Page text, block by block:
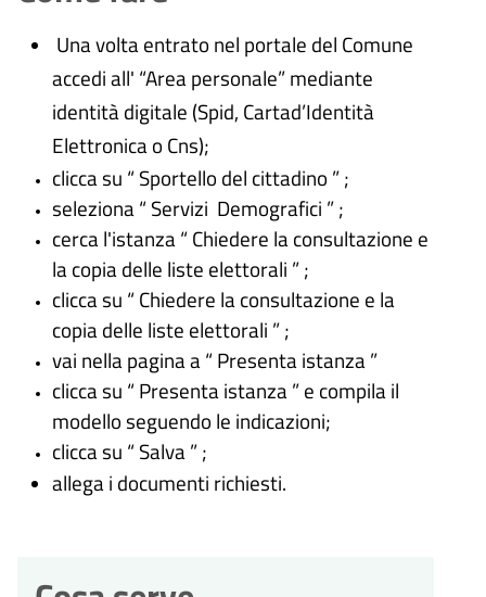
Una volta entrato nel portale del Comune
accedi all' “Area personale” mediante
identità digitale (Spid, Cartad’Identità
Elettronica o Cns);
clicca su “ Sportello del cittadino ” ;
seleziona “ Servizi Demografici ” ;
cerca l'istanza “ Chiedere la consultazione e
la copia delle liste elettorali ” ;
clicca su “ Chiedere la consultazione e la
copia delle liste elettorali ” ;
vai nella pagina a “ Presenta istanza ”
clicca su “ Presenta istanza ” e compila il
modello seguendo le indicazioni;
clicca su “ Salva ” ;
allega i documenti richiesti.